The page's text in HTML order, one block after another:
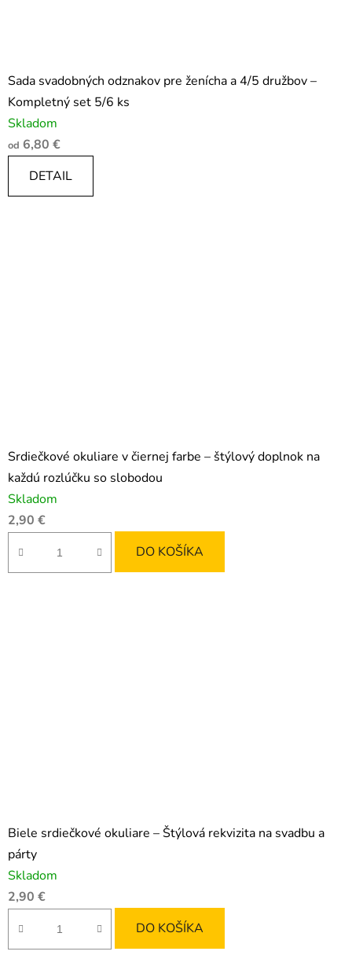
Sada svadobných odznakov pre ženícha a 4/5 družbov –
Kompletný set 5/6 ks
Skladom
od 6,80 €
DETAIL
Srdiečkové okuliare v čiernej farbe – štýlový doplnok na
každú rozlúčku so slobodou
Skladom
2,90 €
DO KOŠÍKA
Biele srdiečkové okuliare – Štýlová rekvizita na svadbu a
párty
Skladom
2,90 €
DO KOŠÍKA